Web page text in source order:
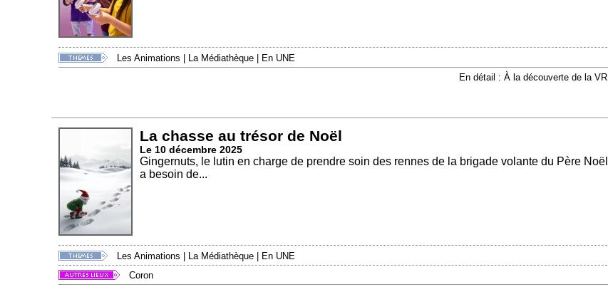
Les Animations La Médiathèque
En UNE
En détail : À la découverte de la VR
La chasse au trésor de Noël
Le 10 décembre 2025
Gingernuts, le lutin en charge de prendre soin des rennes de la brigade volante du Père Noël
a besoin de...
Les Animations La Médiathèque
En UNE
Coron